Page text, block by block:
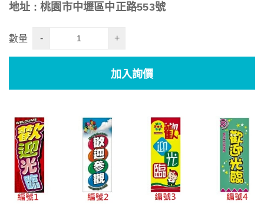
地址 : 桃園市中壢區中正路553號
數量 - +
加入詢價